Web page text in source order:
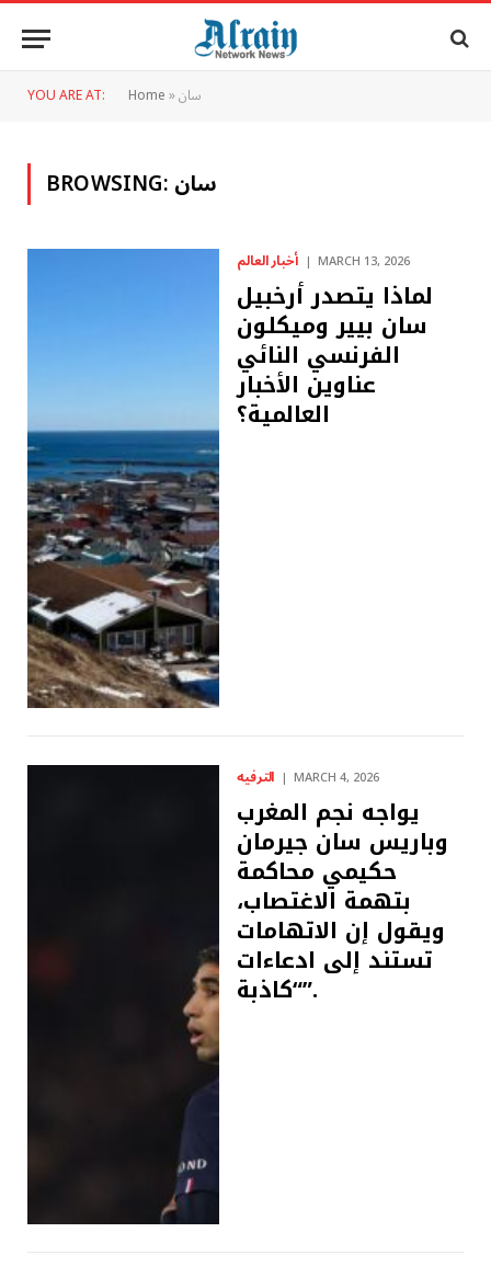
YOU ARE AT: Home»سان
BROWSING:سان
أخبار العالم MARCH 13, 2026
لماذا يتصدر أرخبيل
سان بيير وميكلون
الفرنسي النائي
عناوين الأخبار
العالمية؟
الترفيه MARCH 4, 2026
يواجه نجم المغرب
وباريس سان جيرمان
حكيمي محاكمة
بتهمة الاغتصاب،
ويقول إن الاتهامات
تستند إلى ادعاءات
“كاذبة”.